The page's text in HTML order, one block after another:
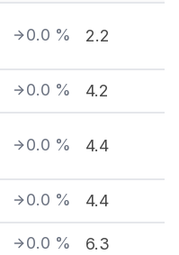
0.0 % 2.2
0.0 % 4.2
0.0 % 4.4
0.0 % 4.4
0.0 % 6.3